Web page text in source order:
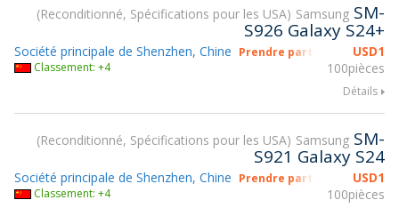
Reconditionné, Spécifications pour les USA Samsung SM-
S926 Galaxy S24+
USD1
100pièces
Société principale de Shenzhen, Chine Prendre part à gsmX Hong
Classement: +4
Détails
Reconditionné, Spécifications pour les USA Samsung SM-
S921 Galaxy S24
USD1
100pièces
Société principale de Shenzhen, Chine Prendre part à gsmX Hong
Classement: +4